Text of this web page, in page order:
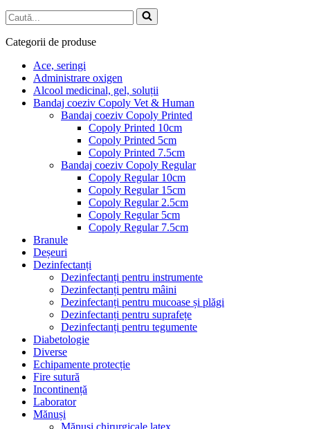
Caută...
Categorii de produse
Ace, seringi
Administrare oxigen
Alcool medicinal, gel, soluții
Bandaj coeziv Copoly Vet & Human
Bandaj coeziv Copoly Printed
Copoly Printed 10cm
Copoly Printed 5cm
Copoly Printed 7.5cm
Bandaj coeziv Copoly Regular
Copoly Regular 10cm
Copoly Regular 15cm
Copoly Regular 2.5cm
Copoly Regular 5cm
Copoly Regular 7.5cm
Branule
Deșeuri
Dezinfectanți
Dezinfectanți pentru instrumente
Dezinfectanți pentru mâini
Dezinfectanți pentru mucoase și plăgi
Dezinfectanți pentru suprafețe
Dezinfectanți pentru tegumente
Diabetologie
Diverse
Echipamente protecție
Fire sutură
Incontinență
Laborator
Mănuși
Mănuși chirurgicale latex